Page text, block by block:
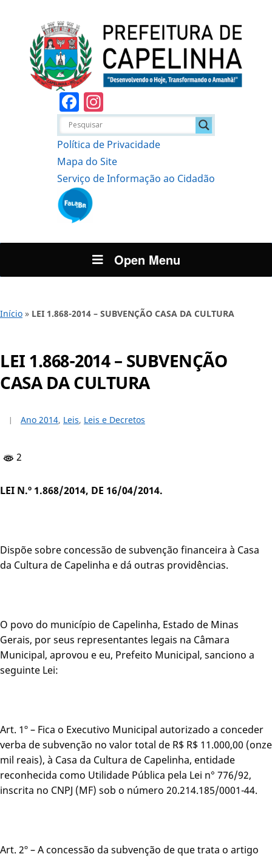
Facebook
Política de Privacidade
Mapa do Site
Serviço de Informação ao Cidadão
Open Menu
Início » LEI 1.868-2014 – SUBVENÇÃO CASA DA CULTURA
LEI 1.868-2014 – SUBVENÇÃO
CASA DA CULTURA
Ano 2014, Leis, Leis e Decretos
2
LEI N.º 1.868/2014, DE 16/04/2014.
Dispõe sobre concessão de subvenção financeira à Casa
da Cultura de Capelinha e dá outras providências.
O povo do município de Capelinha, Estado de Minas
Gerais, por seus representantes legais na Câmara
Municipal, aprovou e eu, Prefeito Municipal, sanciono a
seguinte Lei:
Art. 1º – Fica o Executivo Municipal autorizado a conceder
verba de subvenção no valor total de R$ R$ 11.000,00 (onze
mil reais), à Casa da Cultura de Capelinha, entidade
reconhecida como Utilidade Pública pela Lei n° 776/92,
inscrita no CNPJ (MF) sob o número 20.214.185/0001-44.
Art. 2º – A concessão da subvenção de que trata o artigo